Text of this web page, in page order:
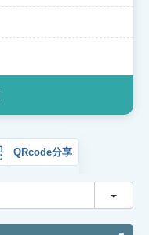
QRcode分享
切換